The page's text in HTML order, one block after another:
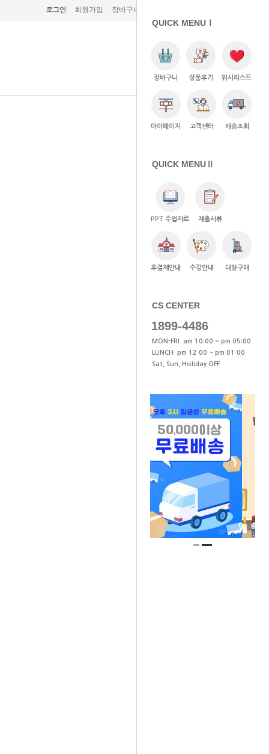
로그인 회원가입 장바구니 (0)
QUICK MENUⅠ
장바구니 상품후기 위시리스트
마이페이지 고객센터 배송조회
QUICK MENUⅡ
PPT 수업자료 제출서류
후결제안내 수강안내 대량구매
CS CENTER
1899-4486
MON-FRI am 10:00 ~ pm 05:00
LUNCH pm 12:00 ~ pm 01:00
Sat, Sun, Holiday OFF